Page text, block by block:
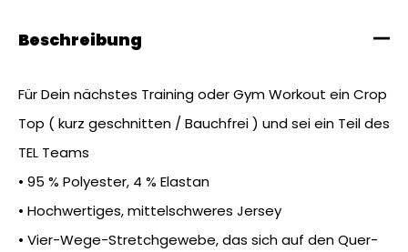
Beschreibung
Für Dein nächstes Training oder Gym Workout ein Crop
Top ( kurz geschnitten / Bauchfrei ) und sei ein Teil des
TEL Teams
• 95 % Polyester, 4 % Elastan
• Hochwertiges, mittelschweres Jersey
• Vier-Wege-Stretchgewebe, das sich auf den Quer-